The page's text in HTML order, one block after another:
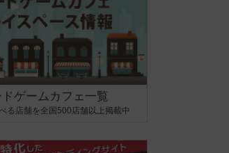
ゲームカフェ一覧
る店舗を全国500店舗以上掲載中